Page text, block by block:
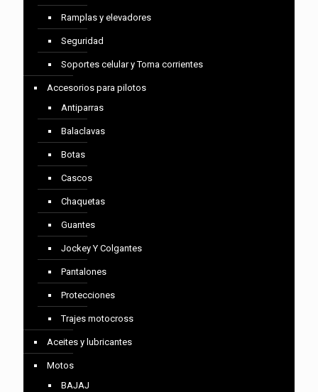
Ramplas y elevadores
Seguridad
Soportes celular y Toma corrientes
Accesorios para pilotos
Antiparras
Balaclavas
Botas
Cascos
Chaquetas
Guantes
Jockey Y Colgantes
Pantalones
Protecciones
Trajes motocross
Aceites y lubricantes
Motos
BAJAJ